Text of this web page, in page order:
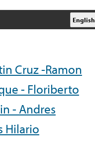
English
Cruz -Ramon
- Floriberto
- Andres
Hilario